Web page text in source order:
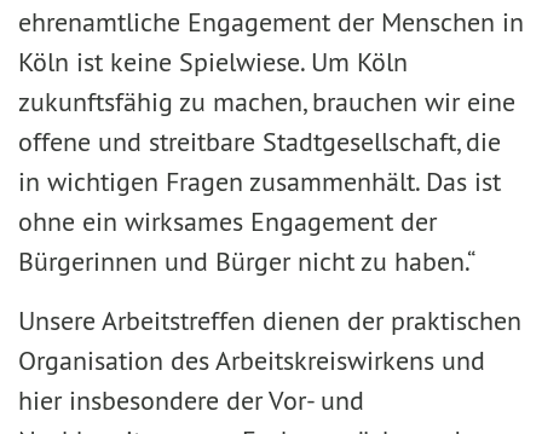
ehrenamtliche Engagement der Menschen in
Köln ist keine Spielwiese. Um Köln
zukunftsfähig zu machen, brauchen wir eine
offene und streitbare Stadtgesellschaft, die
in wichtigen Fragen zusammenhält. Das ist
ohne ein wirksames Engagement der
Bürgerinnen und Bürger nicht zu haben.“
Unsere Arbeitstreffen dienen der praktischen
Organisation des Arbeitskreiswirkens und
hier insbesondere der Vor- und